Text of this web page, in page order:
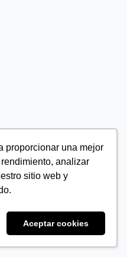
proporcionar una mejor
analizar
sitio web y
Aceptar cookies